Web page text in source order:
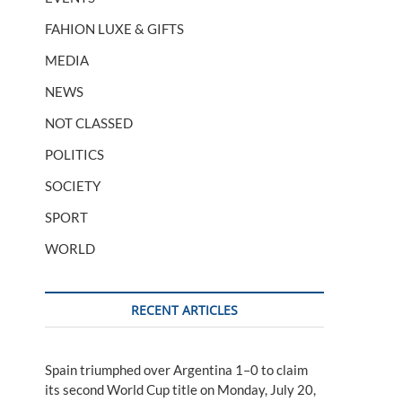
FAHION LUXE & GIFTS
MEDIA
NEWS
NOT CLASSED
POLITICS
SOCIETY
SPORT
WORLD
RECENT ARTICLES
Spain triumphed over Argentina 1–0 to claim
its second World Cup title on Monday, July 20,